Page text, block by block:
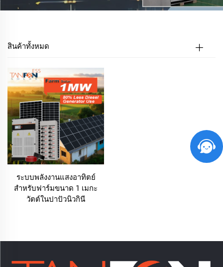
สินค้าทั้งหมด
ระบบพลังงานแสงอาทิตย์
สำหรับฟาร์มขนาด 1 เมกะ
วัตต์ในปาปัวนิวกินี